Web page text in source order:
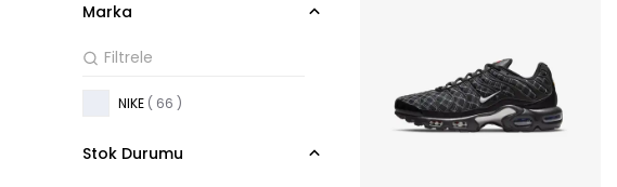
Marka
NIKE ( 66 )
Stok Durumu